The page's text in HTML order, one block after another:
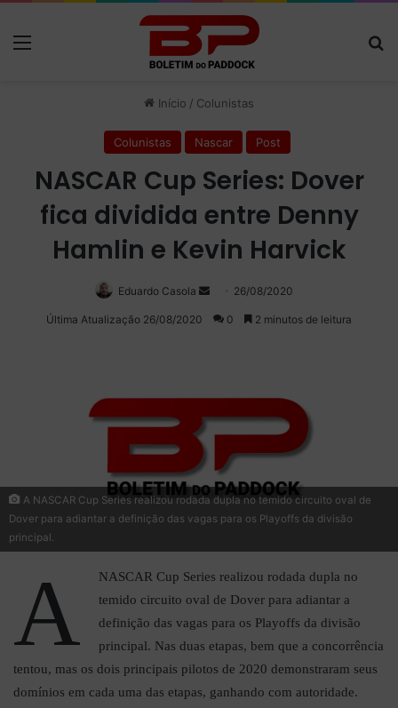
Início / Colunistas
Colunistas Nascar Post
NASCAR Cup Series: Dover
fica dividida entre Denny
Hamlin e Kevin Harvick
Eduardo Casola
Mande
um
26/08/2020
Última Atualização 26/08/2020 0 2 minutos de leitura
A NASCAR Cup Series realizou rodada dupla no temido circuito oval de
Dover para adiantar a definição das vagas para os Playoffs da divisão
principal.
A
NASCAR Cup Series realizou rodada dupla no
temido circuito oval de Dover para adiantar a
definição das vagas para os Playoffs da divisão
principal. Nas duas etapas, bem que a concorrência
tentou, mas os dois principais pilotos de 2020 demonstraram seus
domínios em cada uma das etapas, ganhando com autoridade.